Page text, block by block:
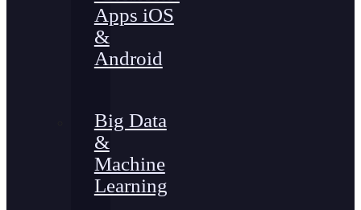
Apps iOS
&
Android
Big Data
&
Machine
Learning